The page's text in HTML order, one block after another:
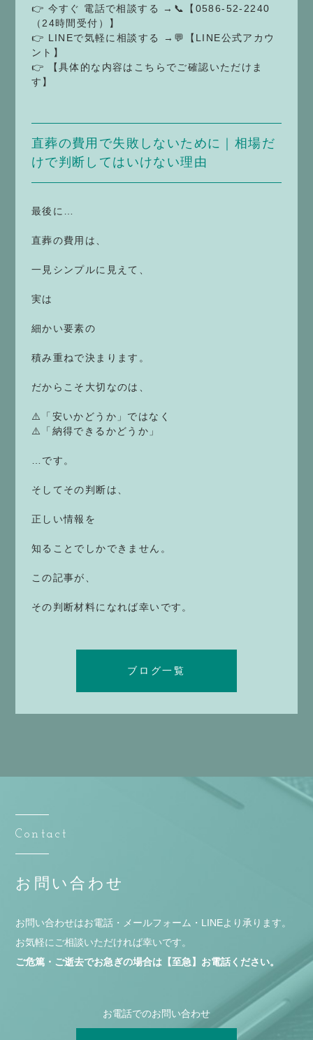
👉 今すぐ 電話で相談する →📞【0586-52-2240
（24時間受付）】
👉 LINEで気軽に相談する →💬【LINE公式アカウ
ント】
👉 【具体的な内容はこちらでご確認いただけま
す】
直葬の費用で失敗しないために｜相場だ
けで判断してはいけない理由
最後に…
直葬の費用は、
一見シンプルに見えて、
実は
細かい要素の
積み重ねで決まります。
だからこそ大切なのは、
⚠️「安いかどうか」ではなく
⚠️「納得できるかどうか」
…です。
そしてその判断は、
正しい情報を
知ることでしかできません。
この記事が、
その判断材料になれば幸いです。
ブログ一覧
Contact
お問い合わせ
お問い合わせはお電話・メールフォーム・LINEより承ります。
お気軽にご相談いただければ幸いです。
ご危篤・ご逝去でお急ぎの場合は【至急】お電話ください。
お電話でのお問い合わせ